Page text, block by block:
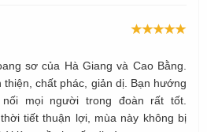
sơ của Hà Giang và Cao Bằng.
chất phác, giản dị. Bạn hướng
mọi người trong đoàn rất tốt.
tiết thuận lợi, mùa này không bị